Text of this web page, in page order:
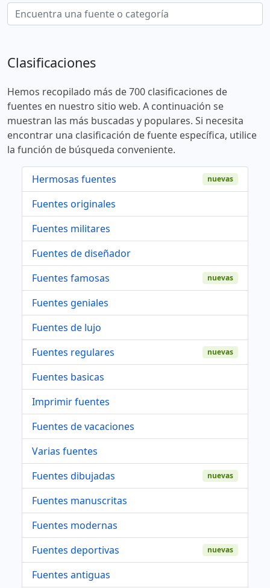
Clasificaciones
Hemos recopilado más de 700 clasificaciones de
fuentes en nuestro sitio web. A continuación se
muestran las más buscadas y populares. Si necesita
encontrar una clasificación de fuente específica, utilice
la función de búsqueda conveniente.
Hermosas fuentes nuevas
Fuentes originales
Fuentes militares
Fuentes de diseñador
Fuentes famosas
nuevas
Fuentes geniales
Fuentes de lujo
Fuentes regulares
nuevas
Fuentes basicas
Imprimir fuentes
Fuentes de vacaciones
Varias fuentes
Fuentes dibujadas
nuevas
Fuentes manuscritas
Fuentes modernas
Fuentes deportivas
nuevas
Fuentes antiguas